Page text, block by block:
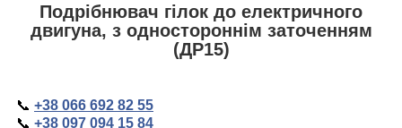
Подрібнювач гілок до електричного
двигуна, з одностороннім заточенням
(ДР15)
📞 +38 066 692 82 55
📞 +38 097 094 15 84